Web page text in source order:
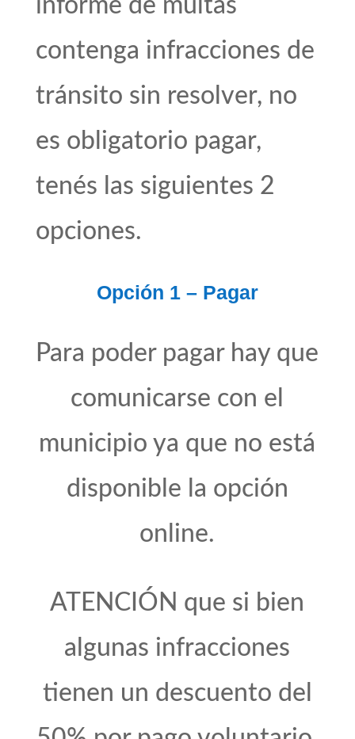
informe de multas
contenga infracciones de
tránsito sin resolver, no
es obligatorio pagar,
tenés las siguientes 2
opciones.
Opción 1 – Pagar
Para poder pagar hay que
comunicarse con el
municipio ya que no está
disponible la opción
online.
ATENCIÓN que si bien
algunas infracciones
tienen un descuento del